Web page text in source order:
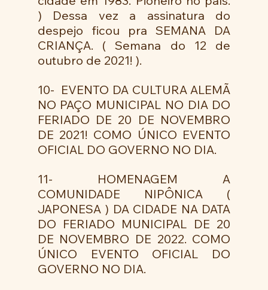
) Dessa vez a assinatura do
despejo ficou pra SEMANA DA
CRIANÇA. ( Semana do 12 de
outubro de 2021! ).
10-  EVENTO DA CULTURA ALEMÃ
NO PAÇO MUNICIPAL NO DIA DO
FERIADO DE 20 DE NOVEMBRO
DE 2021! COMO ÚNICO EVENTO
OFICIAL DO GOVERNO NO DIA.
11- HOMENAGEM A
COMUNIDADE NIPÔNICA (
JAPONESA ) DA CIDADE NA DATA
DO FERIADO MUNICIPAL DE 20
DE NOVEMBRO DE 2022. COMO
ÚNICO EVENTO OFICIAL DO
GOVERNO NO DIA.